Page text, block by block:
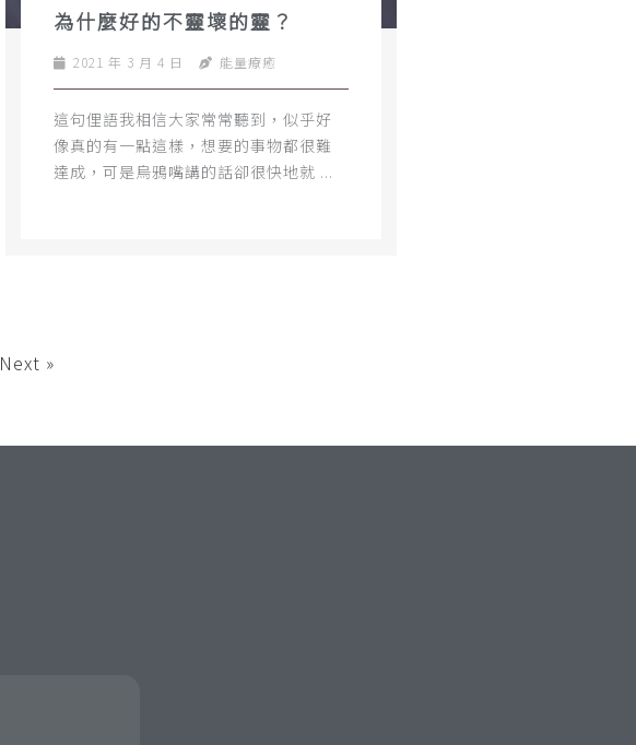
為什麼好的不靈壞的靈？
2021 年 3 月 4 日 能量療癒
這句俚語我相信大家常常聽到，似乎好
像真的有一點這樣，想要的事物都很難
達成，可是烏鴉嘴講的話卻很快地就 ...
Next »